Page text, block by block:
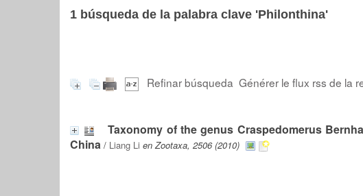
1 búsqueda de la palabra clave 'Philonthina'
Refinar búsqueda Générer le flux rss de la
Taxonomy of the genus Craspedomerus
China / Liang Li en Zootaxa, 2506 (2010)